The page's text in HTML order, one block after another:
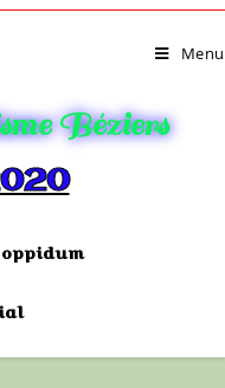
Menu
Béziers
oppidum